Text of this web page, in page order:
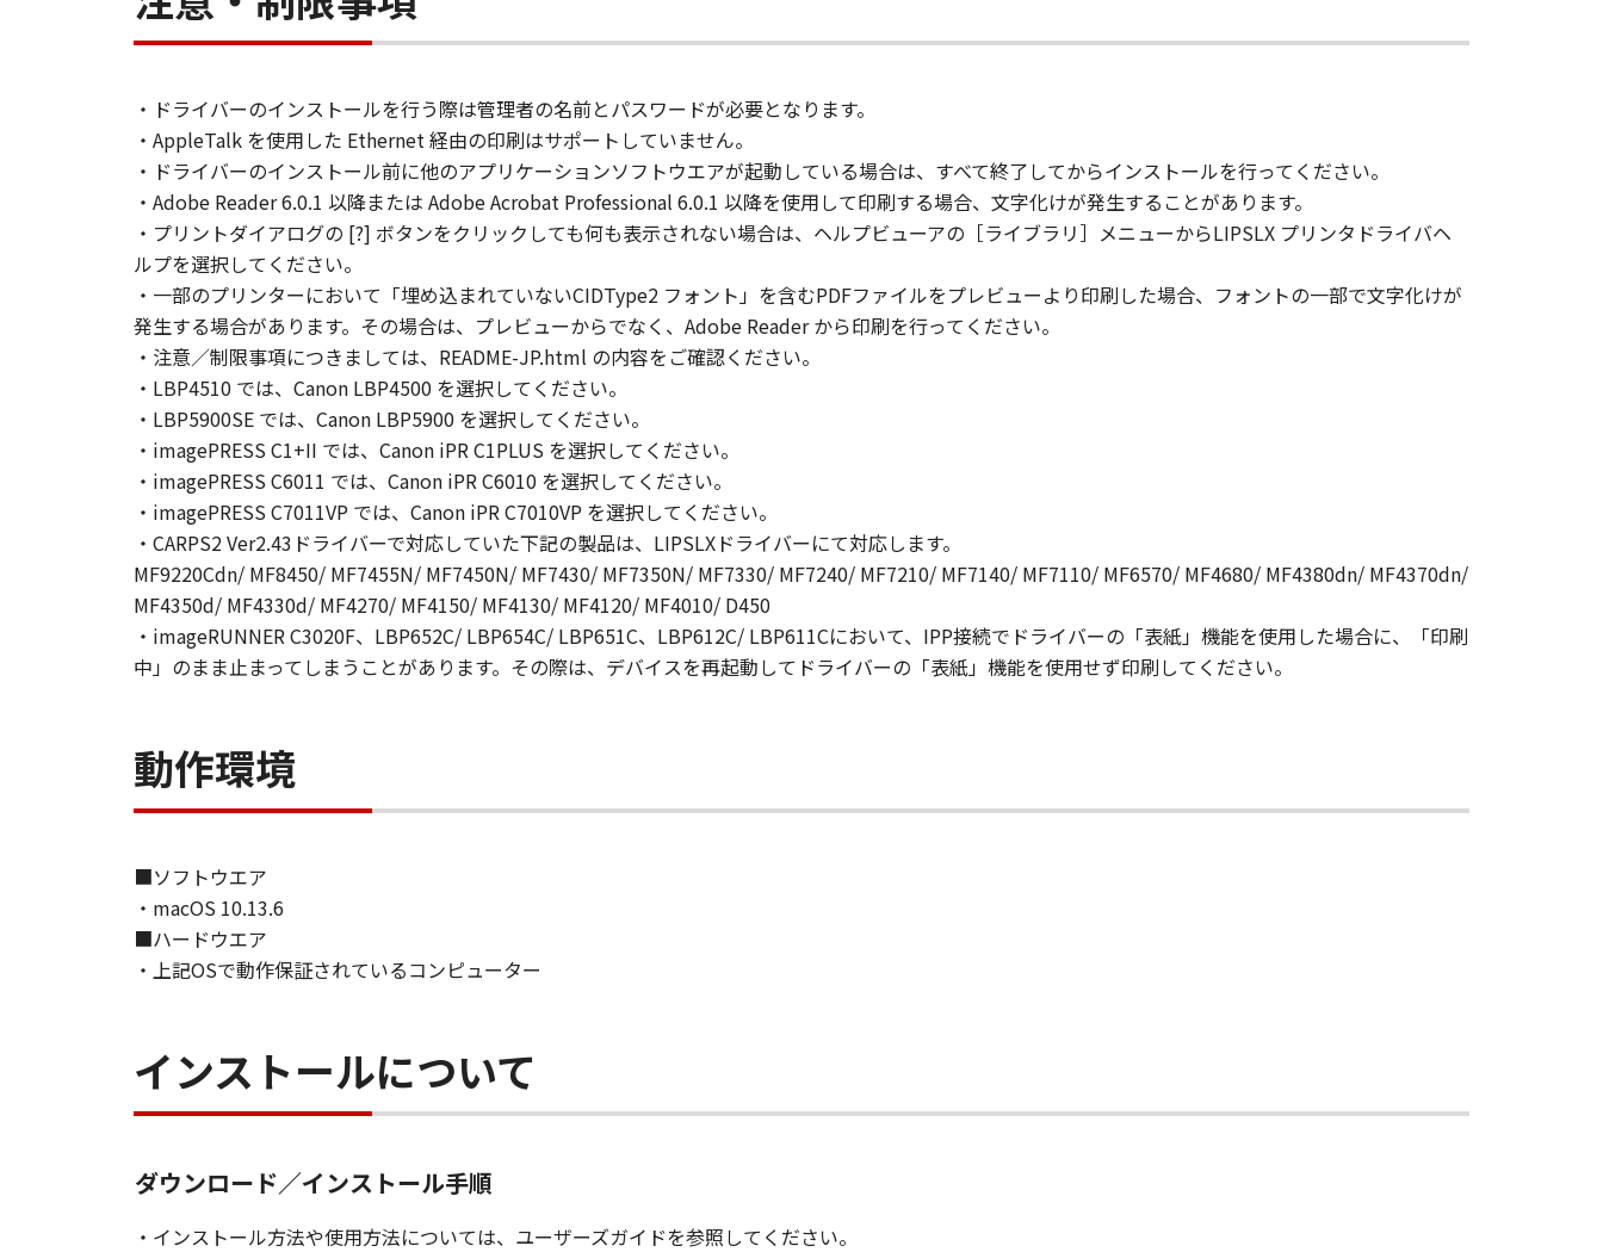
２．使用許諾
(1)- 1.
お客様は、「ソフトウェア」を、お客様のコンピューターにおいて使用（「使用」とは、「ソフトウェア」をコンピューターの固定記憶
装置上にインストールすること、またはコンピューターにおいて表示すること、アクセスすること、読み出すこと、もしくは実行するこ
とのいずれも含むものとします。）することができます。
(1)- 2.
お客様は、 「更新データ」を、お客様のコンピューターおよび「プリンター」において使用（「使用」とは、「更新データ」をコンピ
ューターまたは「プリンター」の固定記憶装置上にインストールすること、並びにコンピューターまたは「プリンター」において表示す
ること、アクセスすること、読み出すこと、もしくは実行することのいずれも含むものとします。）することができます。
(1)- 3.
お客様は、「コンテンツデータ」を、お客様のコンピューターにおいて使用（「使用」とは、「コンテンツデータ」をコンピューターの
固定記憶装置上に保存すること、またはコンピューターにおいて表示することをいいます。）し、複製することができます。お客様は、
「コンテンツデータ」を頒布、再許諾、レンタル、販売または譲渡することはできません。お客様は、「コンテンツデータ」を媒体に印
刷し、印刷されたそれらのもの（以下、「印刷物」といいます。）を、お客様自身による非商業的目的のために使用し、使用させ、複製
し、複製させ、頒布することができます。お客様は、「印刷物」を商業的目的のために使用し、使用させ、複製し、複製させ、頒布する
ことはできません。キヤノンは、お客様による「印刷物」の使用および利用につき一切の責任を負わず、また、本項に基づくお客様によ
る「印刷物」の使用および利用もしくはこれらに関連して生じるお客様と第三者との間の紛争または訴訟につき一切責任を負わないもの
とします。
(2)
お客様は、バックアップの目的で「許諾ソフトウェア」を合理的な範囲において複製することができます。但し、お客様は、かかるバッ
本契約に明示的に定める場合を除き、お客様は、「許諾ソフトウェア」の全部または一部を修正、改変、リバース・エンジニアリング、
逆コンパイル、逆アセンブルまたは他のプログラミング言語へ変換することはできません。また、第三者にこのような行為をさせてはな
りません。
本契約に明示的に定める場合を除き、お客様は、「許諾ソフトウェア」を再使用許諾、譲渡、販売、頒布、賃貸、リースもしくは貸与す
ること、または複製もしくは翻訳することはできません。また、第三者にこのような行為をさせてはなりません。
(5)
お客様は、「許諾ソフトウェア」を、各種法令等に違反する行為または公序良俗に反する行為のために利用することはできません。ま
た、第三者にこのような行為をさせてはなりません。
このような行為をさせてはなりません。
(7)
お客様は、「コンテンツデータ」に関するキヤノンまたはキヤノンのライセンサーの著作権、肖像権、商標権その他の権利を侵害する方
(8)
し、登記し、または登録することはできません。また、第三者にこのような行為をさせてはなりません。
・ドライバーのインストールを行う際は管理者の名前とパスワードが必要となります。
・AppleTalk を使用した Ethernet 経由の印刷はサポートしていません。
・ドライバーのインストール前に他のアプリケーションソフトウエアが起動している場合は、すべて終了してからインストールを行ってください。
・Adobe Reader 6.0.1 以降または Adobe Acrobat Professional 6.0.1 以降を使用して印刷する場合、文字化けが発生することがあります。
・プリントダイアログの [?] ボタンをクリックしても何も表示されない場合は、ヘルプビューアの［ライブラリ］メニューからLIPSLX プリンタドライバヘ
ルプを選択してください。
・一部のプリンターにおいて「埋め込まれていないCIDType2 フォント」を含むPDFファイルをプレビューより印刷した場合、フォントの一部で文字化けが
発生する場合があります。その場合は、プレビューからでなく、Adobe Reader から印刷を行ってください。
・注意／制限事項につきましては、README-JP.html の内容をご確認ください。
・LBP4510 では、Canon LBP4500 を選択してください。
・LBP5900SE では、Canon LBP5900 を選択してください。
・imagePRESS C1+II では、Canon iPR C1PLUS を選択してください。
・imagePRESS C6011 では、Canon iPR C6010 を選択してください。
・imagePRESS C7011VP では、Canon iPR C7010VP を選択してください。
・CARPS2 Ver2.43ドライバーで対応していた下記の製品は、LIPSLXドライバーにて対応します。
MF9220Cdn/ MF8450/ MF7455N/ MF7450N/ MF7430/ MF7350N/ MF7330/ MF7240/ MF7210/ MF7140/ MF7110/ MF6570/ MF4680/ MF4380dn/ MF4370dn/
MF4350d/ MF4330d/ MF4270/ MF4150/ MF4130/ MF4120/ MF4010/ D450
・imageRUNNER C3020F、LBP652C/ LBP654C/ LBP651C、LBP612C/ LBP611Cにおいて、IPP接続でドライバーの「表紙」機能を使用した場合に、「印刷
中」のまま止まってしまうことがあります。その際は、デバイスを再起動してドライバーの「表紙」機能を使用せず印刷してください。
動作環境
■ソフトウエア
・macOS 10.13.6
■ハードウエア
・上記OSで動作保証されているコンピューター
インストールについて
ダウンロード／インストール手順
・インストール方法や使用方法については、ユーザーズガイドを参照してください。